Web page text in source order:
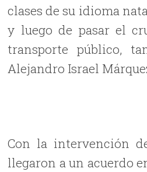
clases de su idioma
y luego de pasar el
transporte público,
Alejandro Israel
Con la intervención
llegaron a un acuerdo